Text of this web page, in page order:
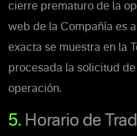
cierre prematuro de la
web de la Compañía es
exacta se muestra en la
procesada la solicitud
operación.
5. Horario de